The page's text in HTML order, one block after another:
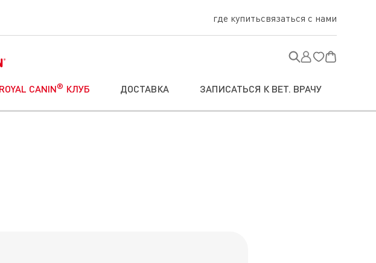
где купитьсвязаться с нами
ROYAL CANIN® КЛУБ ДОСТАВКА ЗАПИСАТЬСЯ К ВЕТ. ВРАЧУ